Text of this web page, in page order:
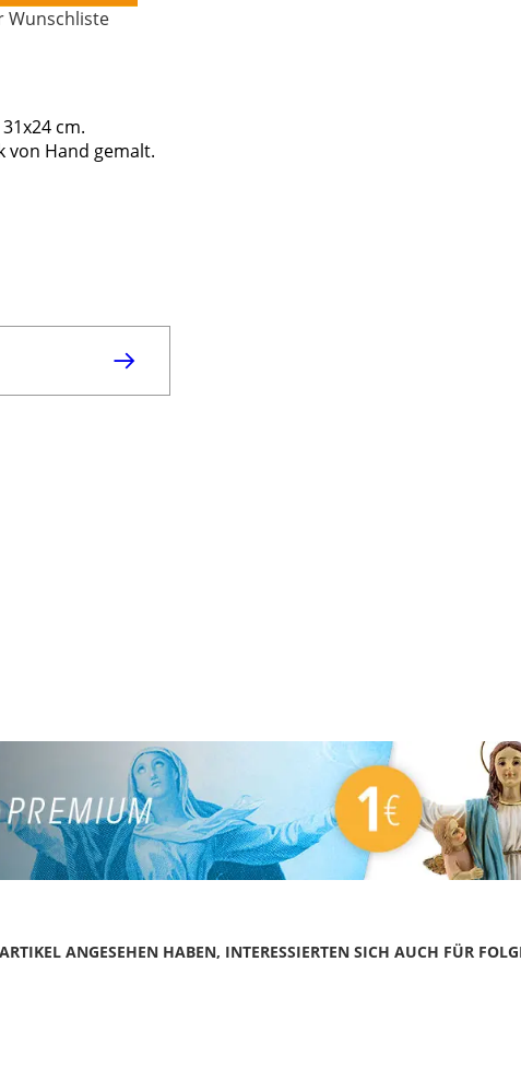
Wunschliste
cm.
von Hand gemalt.
ANGESEHEN HABEN, INTERESSIERTEN SICH AUCH FÜR